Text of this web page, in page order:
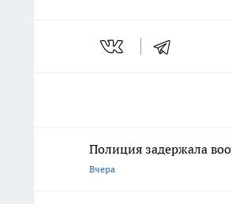
Полиция задержала
Вчера